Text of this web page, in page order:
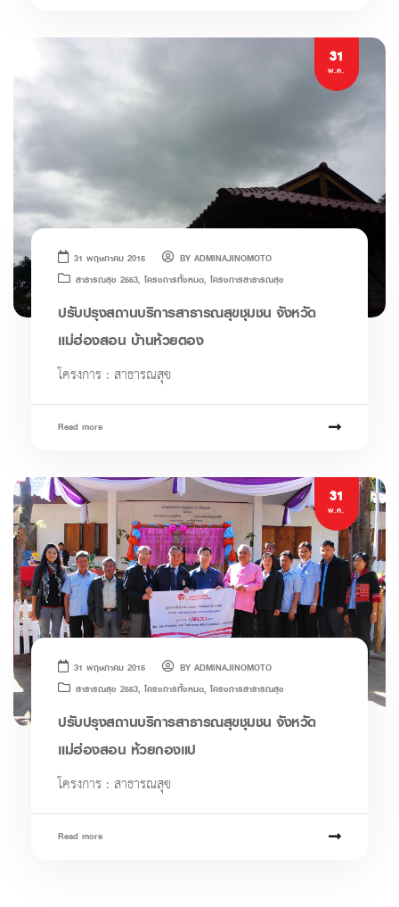
31
พ.ค.
31 พฤษภาคม 2015 BYADMINAJINOMOTO
สาธารณสุข 2553,โครงการทั้งหมด,โครงการสาธารณสุข
ปรับปรุงสถานบริการสาธารณสุขชุมชน จังหวัด
แม่ฮ่องสอน บ้านห้วยตอง
โครงการ : สาธารณสุข
Read more
31
พ.ค.
31 พฤษภาคม 2015 BYADMINAJINOMOTO
สาธารณสุข 2553,โครงการทั้งหมด,โครงการสาธารณสุข
ปรับปรุงสถานบริการสาธารณสุขชุมชน จังหวัด
แม่ฮ่องสอน ห้วยกองแป
โครงการ : สาธารณสุข
Read more